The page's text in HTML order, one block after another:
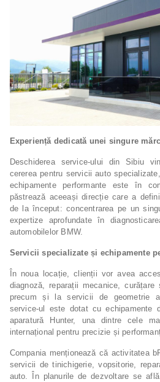
Experiență dedicată unei singure
Deschiderea service-ului din Sibiu
cererea pentru servicii auto
echipamente performante este în
păstrează aceeași direcție care a
de la început: concentrarea pe un
expertize aprofundate în
automobilelor BMW.
Servicii specializate și echipamente
În noua locație, clienții vor avea
diagnoză, reparații mecanice,
precum și la servicii de geometrie
service-ul este dotat cu echipamente
aparatură Hunter, una dintre cele
internațional pentru precizie și
Compania menționează că activitatea
servicii de tinichigerie, vopsitorie,
auto. În planurile de dezvoltare se